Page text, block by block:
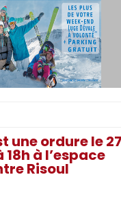
une ordure le 27
à l’espace
Risoul